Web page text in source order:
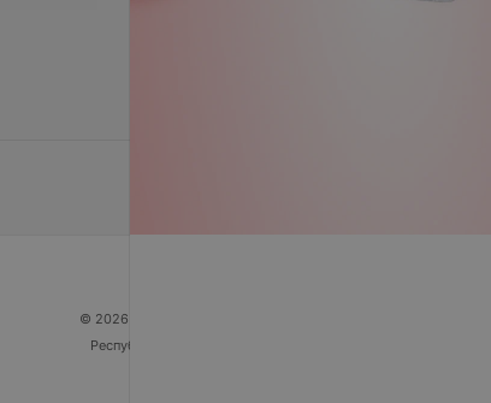
© 2026 ООО «Артокс Лаб», УНП 191700409
Республика Беларусь, г. Минск, улица Толбухина, 2,